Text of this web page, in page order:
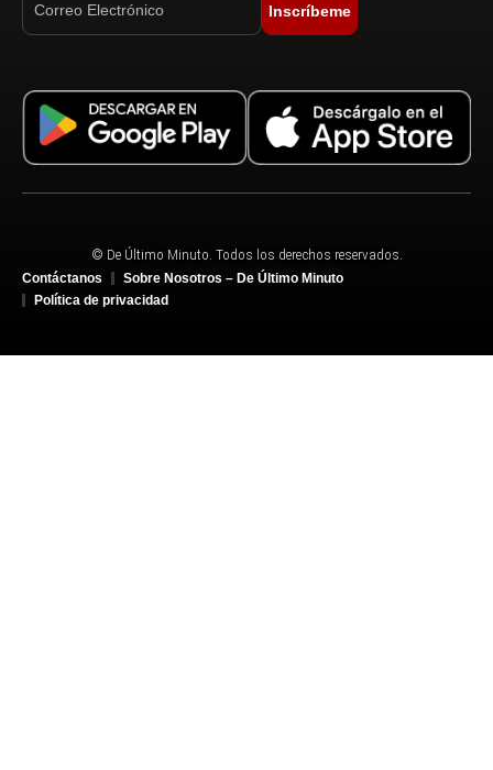
Inscríbeme
© De Último Minuto. Todos los derechos reservados.
Contáctanos
Sobre Nosotros – De Último Minuto
Política de privacidad